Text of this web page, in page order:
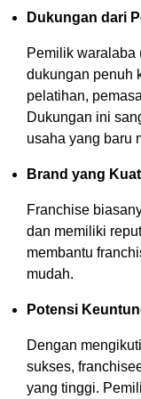
Dukungan dari
Pemilik waralaba
dukungan penuh
pelatihan,
Dukungan ini
usaha yang baru
Brand yang Kuat
Franchise
dan memiliki
membantu
mudah.
Potensi
Dengan
sukses,
yang tinggi.